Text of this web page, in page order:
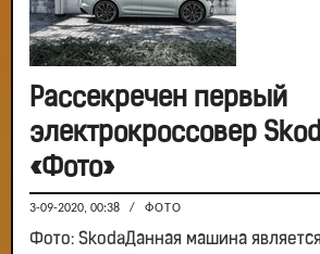
Рассекречен первый
электрокроссовер
«Фото»
3-09-2020, 00:38 / ФОТО
Фото: SkodaДанная машина